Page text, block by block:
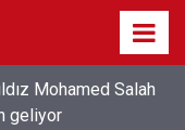
Mohamed Salah
geliyor